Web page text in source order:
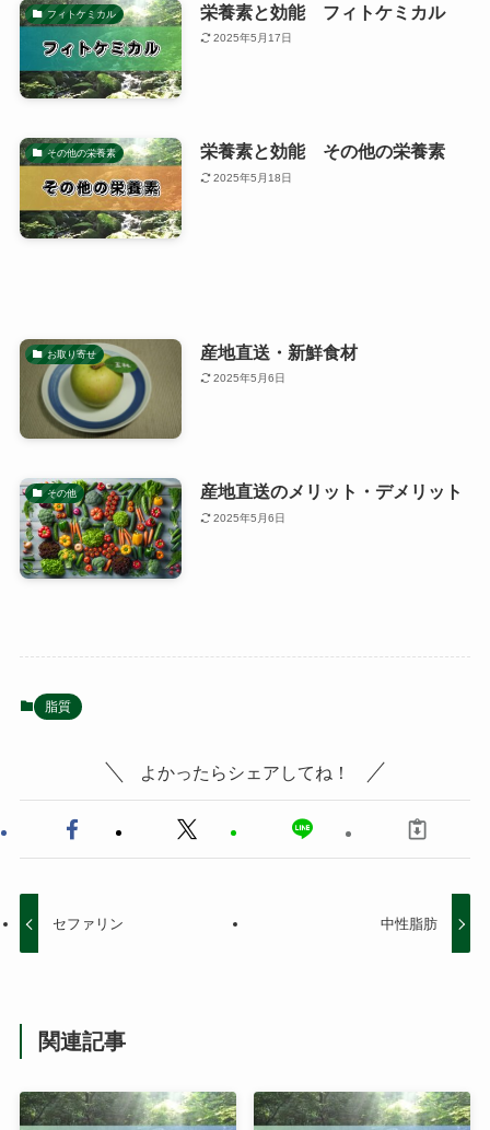
フィトケミカル 栄養素と効能 フィトケミカル
2025年5月17日
その他の栄養素 栄養素と効能 その他の栄養素
2025年5月18日
お取り寄せ 産地直送・新鮮食材
2025年5月6日
その他 産地直送のメリット・デメリット
2025年5月6日
脂質
よかったらシェアしてね！
セファリン 中性脂肪
関連記事